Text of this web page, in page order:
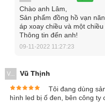
Tính năng vượt
năng DT4256 True
Hioki DT4256 cung cấp 11
năng đo lường đa dạng, hỗ
mạch điện.
Chào anh Lâm,
Sản phẩm đồng hồ vạn
áp xoay chiều và một chiều
Thông tin đến anh!
09-11-2022 11:27:23
V...
Vũ Thịnh
Tôi đang dùng
hình led bị ố đen, bên công ty